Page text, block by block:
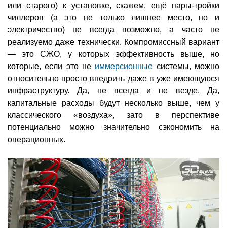
или старого) к установке, скажем, ещё пары-тройки
чиллеров (а это не только лишнее место, но и
электричество) не всегда возможно, а часто не
реализуемо даже технически. Компромиссный вариант
— это СЖО, у которых эффективность выше, но
которые, если это не иммерсионные системы, можно
относительно просто внедрить даже в уже имеющуюся
инфраструктуру. Да, не всегда и не везде. Да,
капитальные расходы будут несколько выше, чем у
классического «воздуха», зато в перспективе
потенциально можно значительно сэкономить на
операционных.